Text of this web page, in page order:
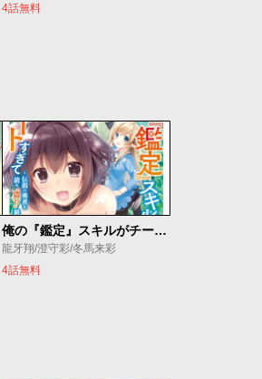
4話無料
俺の『鑑定』スキルがチートすぎて
龍牙翔/澄守彩/冬馬来彩
4話無料